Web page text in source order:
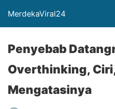
MerdekaViral24
Penyebab
Overthinking,
Mengatasinya